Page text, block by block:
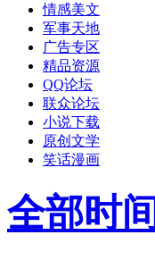
情感美文
军事天地
广告专区
精品资源
QQ论坛
联众论坛
小说下载
原创文学
笑话漫画
全部时间